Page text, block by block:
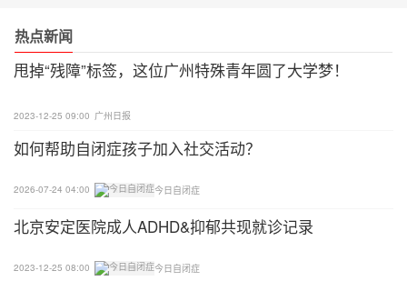
自己喜欢的电视节目的时候
7、选择工具
比起传统的指甲刀，指甲锉更容易忍受
而且修好的指甲比较圆滑
每过几天都要修剪一下
热点新闻
甩掉“残障”标签，这位广州特殊青年圆了大学梦！
2023-12-25 09:00 广州日报
如何帮助自闭症孩子加入社交活动？
2026-07-24 04:00 今日自闭症
北京安定医院成人ADHD&抑郁共现就诊记录
2023-12-25 08:00 今日自闭症